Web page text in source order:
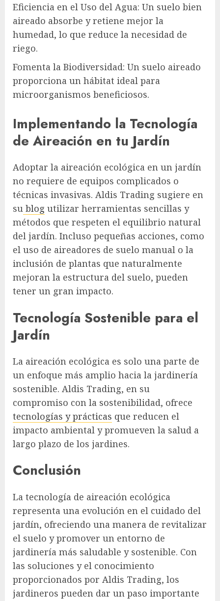
Eficiencia en el Uso del Agua: Un suelo bien
aireado absorbe y retiene mejor la
humedad, lo que reduce la necesidad de
riego.
Fomenta la Biodiversidad: Un suelo aireado
proporciona un hábitat ideal para
microorganismos beneficiosos.
Implementando la Tecnología
de Aireación en tu Jardín
Adoptar la aireación ecológica en un jardín
no requiere de equipos complicados o
técnicas invasivas. Aldis Trading sugiere en
su blog utilizar herramientas sencillas y
métodos que respeten el equilibrio natural
del jardín. Incluso pequeñas acciones, como
el uso de aireadores de suelo manual o la
inclusión de plantas que naturalmente
mejoran la estructura del suelo, pueden
tener un gran impacto.
Tecnología Sostenible para el
Jardín
La aireación ecológica es solo una parte de
un enfoque más amplio hacia la jardinería
sostenible. Aldis Trading, en su
compromiso con la sostenibilidad, ofrece
tecnologías y prácticas que reducen el
impacto ambiental y promueven la salud a
largo plazo de los jardines.
Conclusión
La tecnología de aireación ecológica
representa una evolución en el cuidado del
jardín, ofreciendo una manera de revitalizar
el suelo y promover un entorno de
jardinería más saludable y sostenible. Con
las soluciones y el conocimiento
proporcionados por Aldis Trading, los
jardineros pueden dar un paso importante